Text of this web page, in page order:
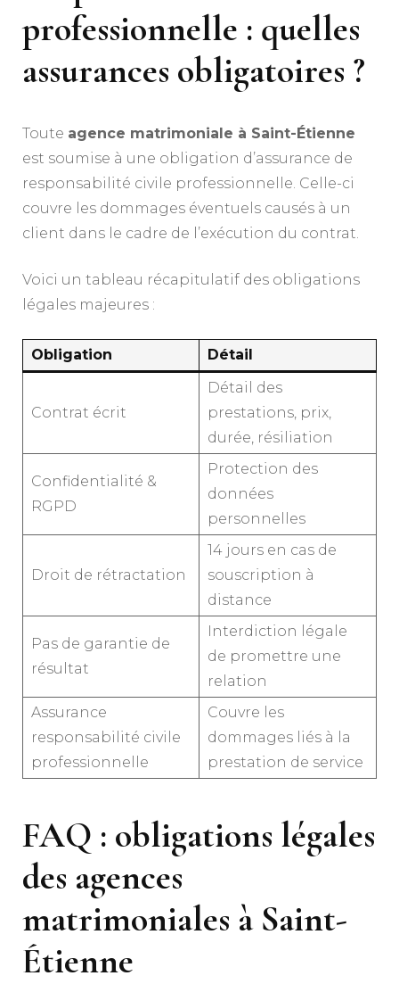
professionnelle : quelles
assurances obligatoires ?
Toute agence matrimoniale à Saint-Étienne
est soumise à une obligation d’assurance de
responsabilité civile professionnelle. Celle-ci
couvre les dommages éventuels causés à un
client dans le cadre de l’exécution du contrat.
Voici un tableau récapitulatif des obligations
légales majeures :
Obligation Détail
Contrat écrit
Détail des
prestations, prix,
durée, résiliation
Confidentialité &
RGPD
Protection des
données
personnelles
Droit de rétractation
14 jours en cas de
souscription à
distance
Pas de garantie de
résultat
Interdiction légale
de promettre une
relation
Assurance
responsabilité civile
professionnelle
Couvre les
dommages liés à la
prestation de service
FAQ : obligations légales
des agences
matrimoniales à Saint-
Étienne